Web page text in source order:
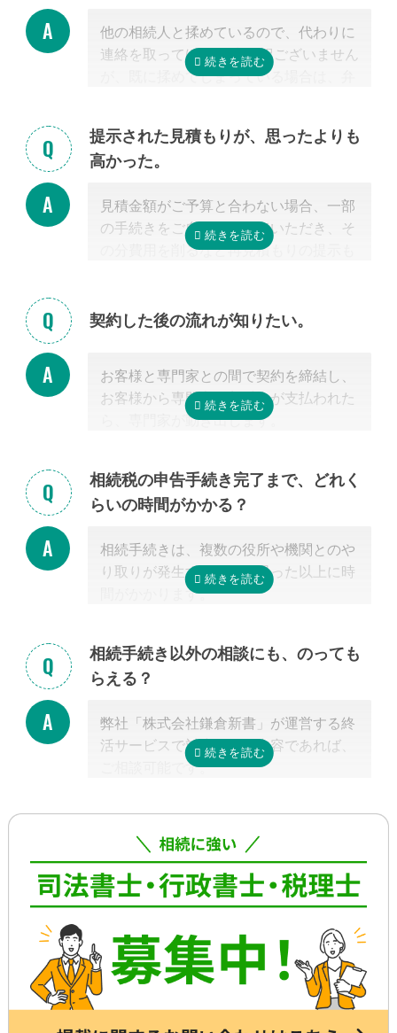
続手続きを明らかにすること、それに対
するお見積りを提示するところまでは無
料で行っています。
クしてほしい」といったご相談は、専門
家の能力を使った実務に当たるため、無
料面談の対象外です。詳しくは専門スタ
他の相続人と揉めているので、代わりに
連絡を取ってほしい 申し訳ございません
が、既に揉めてしまっている場合は、弁
に相談可能な弁護士が掲載されています
ので、お客様から弁護士事務所に直接ご
提示された見積もりが、思ったよりも
高かった。
見積金額がご予算と合わない場合、一部
の手続きをご自身で行っていただき、そ
の分費用を削るなど再見積もりの提示も
らい場合、弊社専門スタッフがお客様に
契約した後の流れが知りたい。
お客様と専門家との間で契約を締結し、
お客様から専門家に着手金が支払われた
ら、専門家が動き出します。
ル・郵便などを使って進捗状況などの連
絡を取り合う形になります。
ば大丈夫ですので、ご安心ください。
相続税の申告手続き完了まで、どれく
らいの時間がかかる？
相続手続きは、複数の役所や機関とのや
り取りが発生するため、思った以上に時
間がかかります。
り、専門家が効率よく進めたとしても一
般的には全部で約3-4カ月かかると言わ
これに相続税申告が加わると、相談発生
後10カ月以内に申告しなければならない
ため、早めの動き出しが肝心です。
る場合、平日昼間に何度も役所に行くな
どさらに時間がかかるので、専門家に任
せたほうが早く確実に手続きが進み、ス
トレスもなく安心でしょう。
相続手続き以外の相談にも、のっても
らえる？
弊社「株式会社鎌倉新書」が運営する終
活サービスで対応可能な内容であれば、
ご相談可能です。
却支援、のこされた高齢のご家族の見守
り・介護支援、相続した財産の資産運用
のご相談、本位牌や法要・海洋散骨・お
墓など仏事に関するご相談などです。
詳しくは専門スタッフまでお問合せくだ